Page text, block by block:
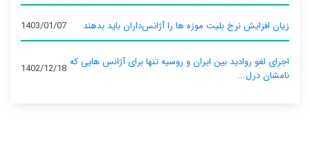
زیان افزایش نرخ بلیت موزه ها را آژانس‌داران باید بدهند 1403/01/07
اجرای لغو روادید بین ایران و روسیه تنها برای آژانس‌ هایی که
نامشان درل...
1402/12/18